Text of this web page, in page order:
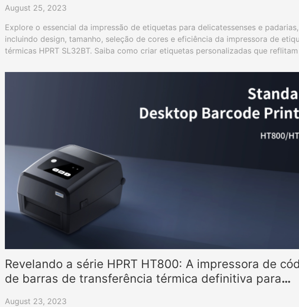
August 25, 2023
Explore o essencial da impressão de etiquetas para delicatessenses e padarias,
incluindo design, tamanho, seleção de cores e eficiência da impressora de
térmicas HPRT SL32BT. Saiba como criar etiquetas personalizadas que
Revelando a série HPRT HT800: A impressora de
de barras de transferência térmica definitiva para
August 23, 2023